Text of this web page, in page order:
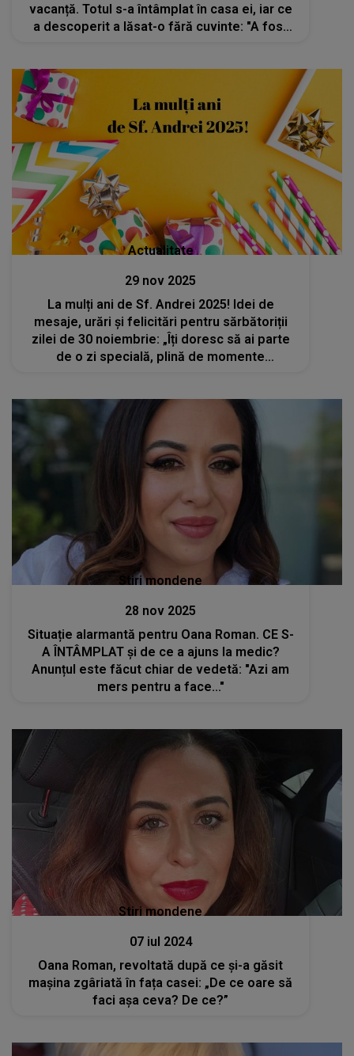
vacanță. Totul s-a întâmplat în casa ei, iar ce
a descoperit a lăsat-o fără cuvinte: "A fost
Actualitate
29 nov 2025
La mulți ani de Sf. Andrei 2025! Idei de
mesaje, urări și felicitări pentru sărbătoriții
zilei de 30 noiembrie: „Îți doresc să ai parte
de o zi specială, plină de momente
Stiri mondene
28 nov 2025
Situație alarmantă pentru Oana Roman. CE S-
A ÎNTÂMPLAT și de ce a ajuns la medic?
Anunțul este făcut chiar de vedetă: "Azi am
mers pentru a face..."
Stiri mondene
07 iul 2024
Oana Roman, revoltată după ce și-a găsit
mașina zgâriată în fața casei: „De ce oare să
faci aşa ceva? De ce?”